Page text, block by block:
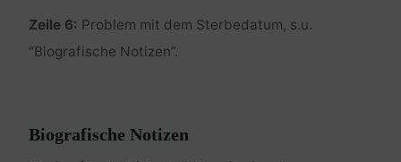
Zeile 6: Problem mit dem Sterbedatum, s.u.
“Biografische Notizen”.
Biografische Notizen